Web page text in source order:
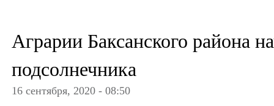
Аграрии Баксанского района
подсолнечника
16 сентября, 2020 - 08:50